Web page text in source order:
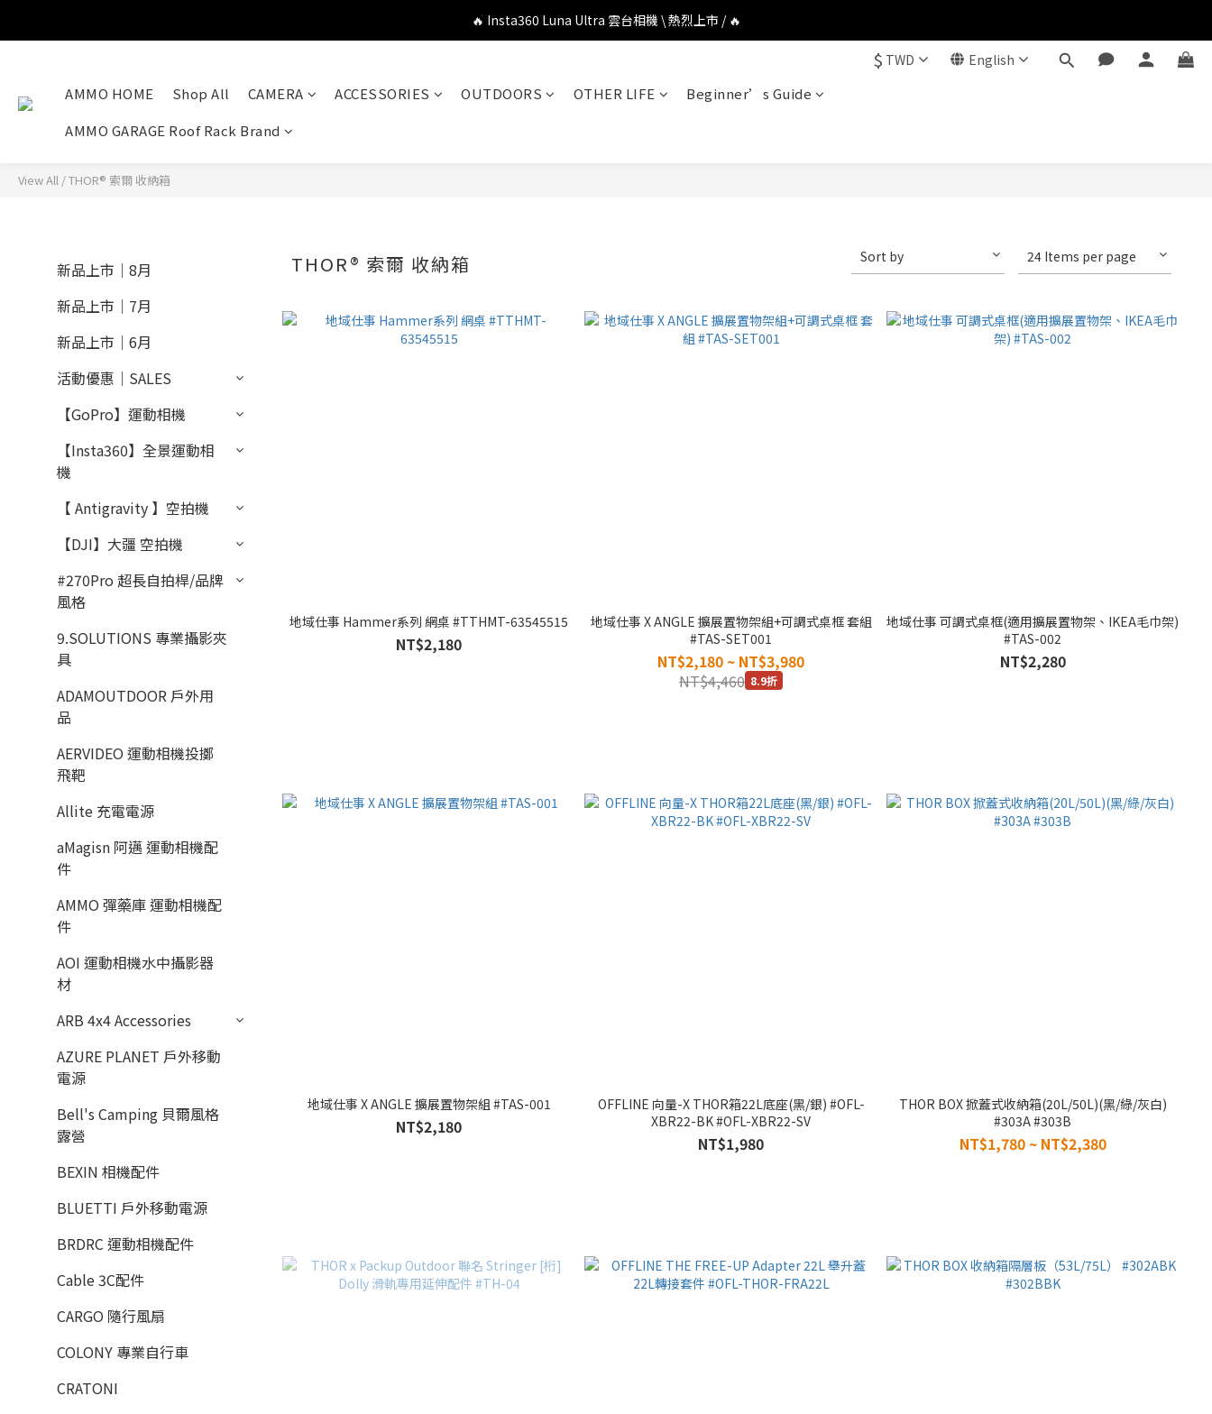
🔥 DJI OSMO POCKET 4P 口袋相機 \ 熱烈上市 / 🔥
🔥 Insta360 Luna Ultra 雲台相機 \ 熱烈上市 / 🔥
🔥 DJI OSMO POCKET 4P 口袋相機 \ 熱烈上市 / 🔥
$ TWD English
AMMO HOME Shop All CAMERA ACCESSORIES OUTDOORS OTHER LIFE
Beginner’s Guide
AMMO GARAGE Roof Rack Brand
View All /THOR® 索爾 收納箱
新品上市｜8月
新品上市｜7月
新品上市｜6月
活動優惠｜SALES
【GoPro】運動相機
【Insta360】全景運動相
機
【 Antigravity 】空拍機
【DJI】大疆 空拍機
#270Pro 超長自拍桿/品牌
風格
9.SOLUTIONS 專業攝影夾
具
ADAMOUTDOOR 戶外用
品
AERVIDEO 運動相機投擲
飛靶
Allite 充電電源
aMagisn 阿邁 運動相機配
件
AMMO 彈藥庫 運動相機配
件
AOI 運動相機水中攝影器
材
ARB 4x4 Accessories
AZURE PLANET 戶外移動
電源
Bell's Camping 貝爾風格
露營
BEXIN 相機配件
BLUETTI 戶外移動電源
BRDRC 運動相機配件
Cable 3C配件
CARGO 隨行風扇
COLONY 專業自行車
CRATONI
THOR® 索爾 收納箱 Sort by 24 Items per page
地域仕事 Hammer系列 網桌 #TTHMT-63545515
NT$2,180
地域仕事 X ANGLE 擴展置物架組+可調式桌框 套組
#TAS-SET001
NT$2,180 ~ NT$3,980
NT$4,460 8.9折
地域仕事 可調式桌框(適用擴展置物架、IKEA毛巾架)
#TAS-002
NT$2,280
地域仕事 X ANGLE 擴展置物架組 #TAS-001
NT$2,180
OFFLINE 向量-X THOR箱22L底座(黑/銀) #OFL-
XBR22-BK #OFL-XBR22-SV
NT$1,980
THOR BOX 掀蓋式收納箱(20L/50L)(黑/綠/灰白)
#303A #303B
NT$1,780 ~ NT$2,380